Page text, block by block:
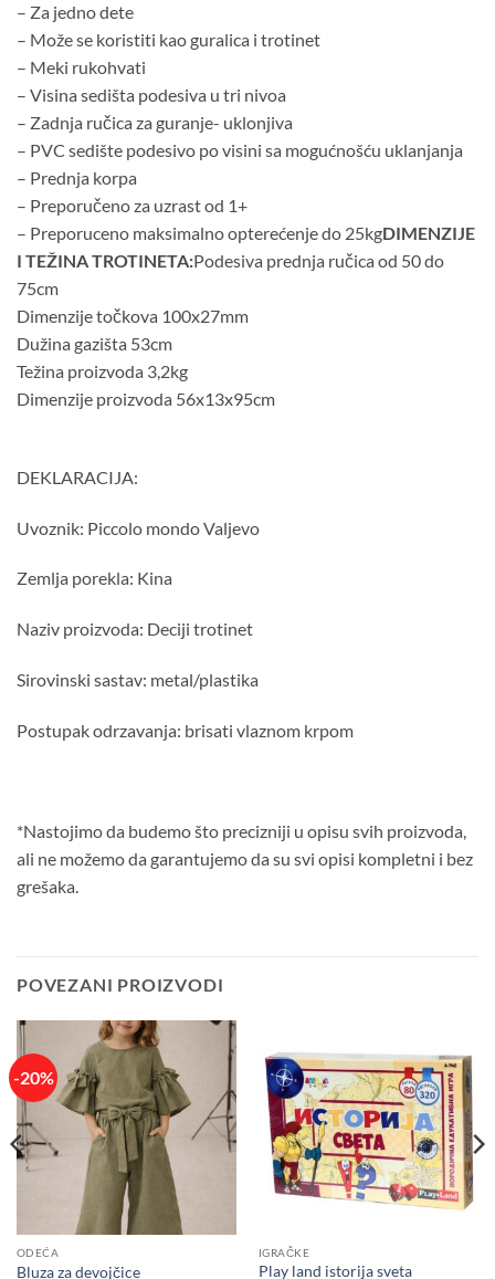
– Za jedno dete
– Može se koristiti kao guralica i trotinet
– Meki rukohvati
– Visina sedišta podesiva u tri nivoa
– Zadnja ručica za guranje- uklonjiva
– PVC sedište podesivo po visini sa mogućnošću uklanjanja
– Prednja korpa
– Preporučeno za uzrast od 1+
– Preporuceno maksimalno opterećenje do 25kgDIMENZIJE
I TEŽINA TROTINETA:Podesiva prednja ručica od 50 do
75cm
Dimenzije točkova 100x27mm
Dužina gazišta 53cm
Težina proizvoda 3,2kg
Dimenzije proizvoda 56x13x95cm
DEKLARACIJA:
Uvoznik: Piccolo mondo Valjevo
Zemlja porekla: Kina
Naziv proizvoda: Deciji trotinet
Sirovinski sastav: metal/plastika
Postupak odrzavanja: brisati vlaznom krpom
*Nastojimo da budemo što precizniji u opisu svih proizvoda,
ali ne možemo da garantujemo da su svi opisi kompletni i bez
grešaka.
POVEZANI PROIZVODI
-20%
ODEĆA
Bluza za devojčice
IGRAČKE
Play land istorija sveta